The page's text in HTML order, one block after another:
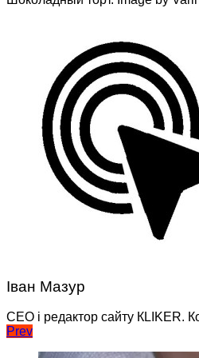
Іван Мазур
CEO і редактор сайту КLIKER.
Навігація
Prev